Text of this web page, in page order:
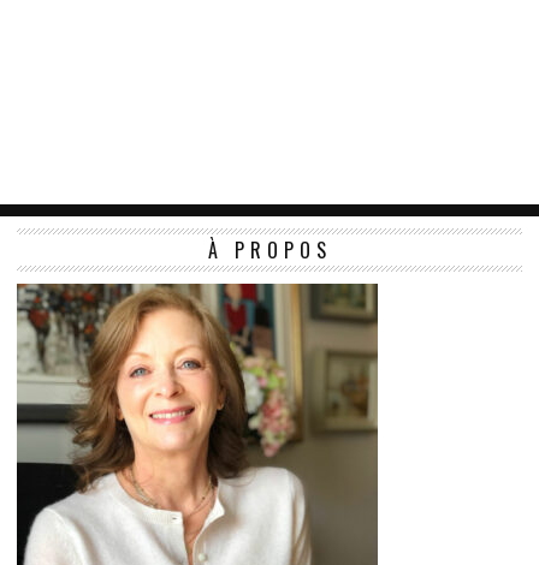
À PROPOS